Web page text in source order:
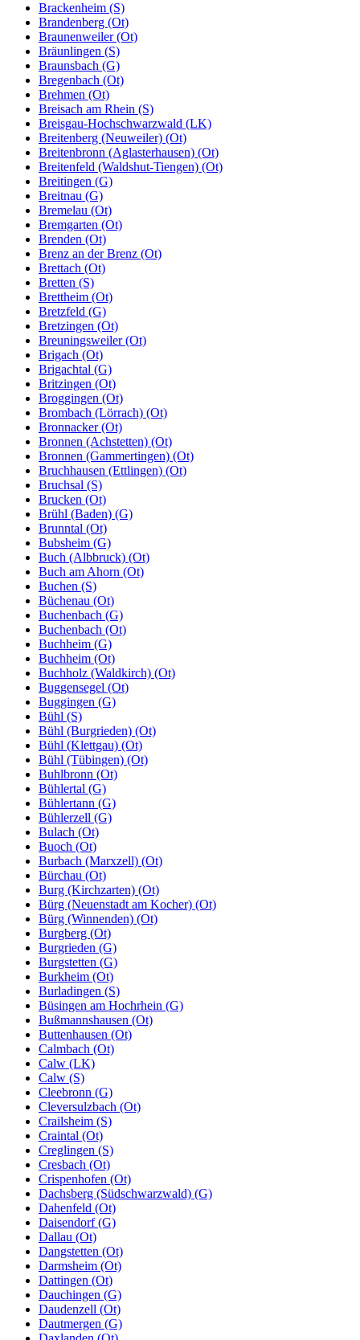
Brackenheim (S)
Brandenberg (Ot)
Braunenweiler (Ot)
Bräunlingen (S)
Braunsbach (G)
Bregenbach (Ot)
Brehmen (Ot)
Breisach am Rhein (S)
Breisgau-Hochschwarzwald (LK)
Breitenberg (Neuweiler) (Ot)
Breitenbronn (Aglasterhausen) (Ot)
Breitenfeld (Waldshut-Tiengen) (Ot)
Breitingen (G)
Breitnau (G)
Bremelau (Ot)
Bremgarten (Ot)
Brenden (Ot)
Brenz an der Brenz (Ot)
Brettach (Ot)
Bretten (S)
Brettheim (Ot)
Bretzfeld (G)
Bretzingen (Ot)
Breuningsweiler (Ot)
Brigach (Ot)
Brigachtal (G)
Britzingen (Ot)
Broggingen (Ot)
Brombach (Lörrach) (Ot)
Bronnacker (Ot)
Bronnen (Achstetten) (Ot)
Bronnen (Gammertingen) (Ot)
Bruchhausen (Ettlingen) (Ot)
Bruchsal (S)
Brucken (Ot)
Brühl (Baden) (G)
Brunntal (Ot)
Bubsheim (G)
Buch (Albbruck) (Ot)
Buch am Ahorn (Ot)
Buchen (S)
Büchenau (Ot)
Buchenbach (G)
Buchenbach (Ot)
Buchheim (G)
Buchheim (Ot)
Buchholz (Waldkirch) (Ot)
Buggensegel (Ot)
Buggingen (G)
Bühl (S)
Bühl (Burgrieden) (Ot)
Bühl (Klettgau) (Ot)
Bühl (Tübingen) (Ot)
Buhlbronn (Ot)
Bühlertal (G)
Bühlertann (G)
Bühlerzell (G)
Bulach (Ot)
Buoch (Ot)
Burbach (Marxzell) (Ot)
Bürchau (Ot)
Burg (Kirchzarten) (Ot)
Bürg (Neuenstadt am Kocher) (Ot)
Bürg (Winnenden) (Ot)
Burgberg (Ot)
Burgrieden (G)
Burgstetten (G)
Burkheim (Ot)
Burladingen (S)
Büsingen am Hochrhein (G)
Bußmannshausen (Ot)
Buttenhausen (Ot)
Calmbach (Ot)
Calw (LK)
Calw (S)
Cleebronn (G)
Cleversulzbach (Ot)
Crailsheim (S)
Craintal (Ot)
Creglingen (S)
Cresbach (Ot)
Crispenhofen (Ot)
Dachsberg (Südschwarzwald) (G)
Dahenfeld (Ot)
Daisendorf (G)
Dallau (Ot)
Dangstetten (Ot)
Darmsheim (Ot)
Dattingen (Ot)
Dauchingen (G)
Daudenzell (Ot)
Dautmergen (G)